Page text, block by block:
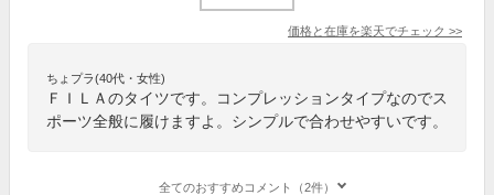
価格と在庫を楽天でチェック >>
ちょプラ(40代・女性)
ＦＩＬＡのタイツです。コンプレッションタイプなのでス
ポーツ全般に履けますよ。シンプルで合わせやすいです。
全てのおすすめコメント（2件）